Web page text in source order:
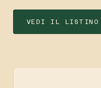
VEDI IL LISTINO